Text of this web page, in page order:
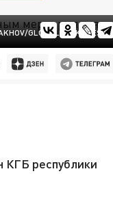
GLOBALLOOKPRESS
республики